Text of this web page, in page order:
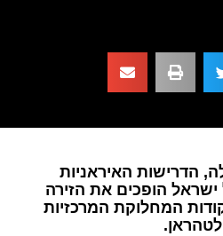
הדרישות האיראניות
הופכים את הזירה
המחלוקת המרכזיות
לטהראן.